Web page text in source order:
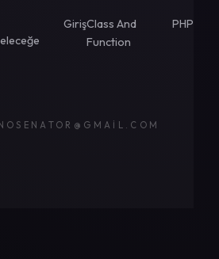
GirişClass And
Function
PHP